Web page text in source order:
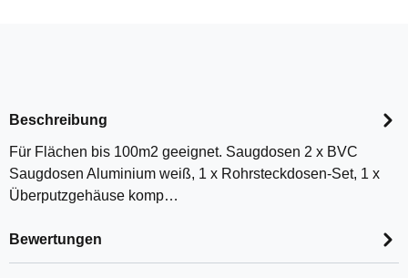
Beschreibung
Für Flächen bis 100m2 geeignet. Saugdosen 2 x BVC
Saugdosen Aluminium weiß, 1 x Rohrsteckdosen-Set, 1 x
Überputzgehäuse komp…
Bewertungen